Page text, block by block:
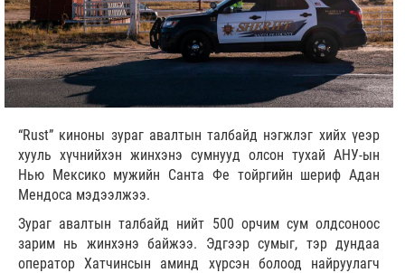
“Rust” киноны зураг авалтын талбайд нэгжлэг хийх үеэр
хууль хүчнийхэн жинхэнэ сумнууд олсон тухай АНУ-ын
Нью Мексико мужийн Санта Фе тойргийн шериф Адан
Мендоса мэдээлжээ.
Зураг авалтын талбайд нийт 500 орчим сум олдсоноос
зарим нь жинхэнэ байжээ. Эдгээр сумыг, тэр дундаа
оператор Хатчинсын аминд хүрсэн болоод найруулагч